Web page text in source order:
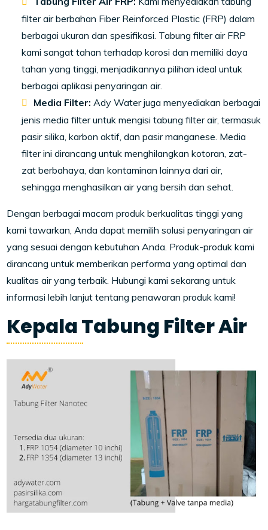
filter air berbahan Fiber Reinforced Plastic (FRP) dalam
berbagai ukuran dan spesifikasi. Tabung filter air FRP
kami sangat tahan terhadap korosi dan memiliki daya
tahan yang tinggi, menjadikannya pilihan ideal untuk
berbagai aplikasi penyaringan air.
Media Filter: Ady Water juga menyediakan berbagai
jenis media filter untuk mengisi tabung filter air, termasuk
pasir silika, karbon aktif, dan pasir manganese. Media
filter ini dirancang untuk menghilangkan kotoran, zat-
zat berbahaya, dan kontaminan lainnya dari air,
sehingga menghasilkan air yang bersih dan sehat.
Dengan berbagai macam produk berkualitas tinggi yang
kami tawarkan, Anda dapat memilih solusi penyaringan air
yang sesuai dengan kebutuhan Anda. Produk-produk kami
dirancang untuk memberikan performa yang optimal dan
kualitas air yang terbaik. Hubungi kami sekarang untuk
informasi lebih lanjut tentang penawaran produk kami!
Kepala Tabung Filter Air